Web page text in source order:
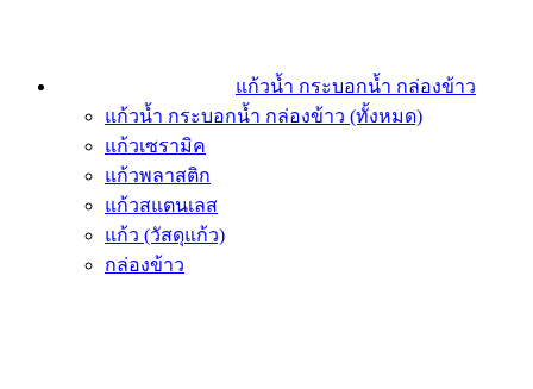
แก้วน้ำ กระบอกน้ำ กล่องข้าว
แก้วน้ำ กระบอกน้ำ กล่องข้าว (ทั้งหมด)
แก้วเซรามิค
แก้วพลาสติก
แก้วสแตนเลส
แก้ว (วัสดุแก้ว)
กล่องข้าว